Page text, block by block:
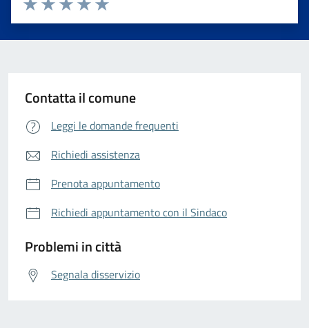
Valuta 5 stelle su 5
Valuta 4 stelle su 5
Valuta 3 stelle su 5
Valuta 2 stelle su 5
Valuta 1 stelle su 5
Contatta il comune
Leggi le domande frequenti
Richiedi assistenza
Prenota appuntamento
Richiedi appuntamento con il Sindaco
Problemi in città
Segnala disservizio